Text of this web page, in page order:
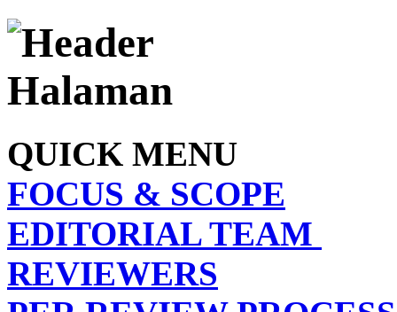
QUICK MENU
FOCUS & SCOPE
EDITORIAL TEAM
REVIEWERS